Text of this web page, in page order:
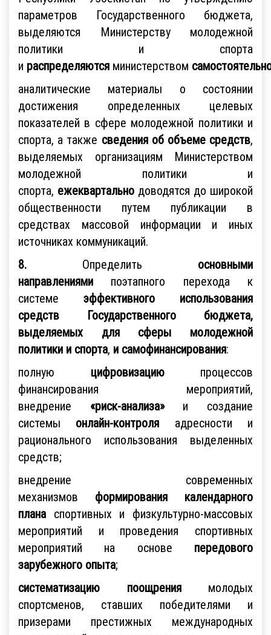
параметров Государственного бюджета,
выделяются Министерству молодежной
политики и спорта
и распределяются министерством
аналитические материалы о состоянии
достижения определенных целевых
показателей в сфере молодежной политики и
спорта, а также сведения об объеме средств,
выделяемых организациям Министерством
молодежной политики и
спорта, ежеквартально доводятся до широкой
общественности путем публикации в
средствах массовой информации и иных
источниках коммуникаций.
8. Определить основными
направлениями поэтапного перехода к
системе эффективного использования
средств Государственного бюджета,
выделяемых для сферы молодежной
политики и спорта, и самофинансирования:
полную цифровизациюпроцессов
финансирования мероприятий,
внедрение «риск-анализа»и создание
системы онлайн-контроля адресности и
рационального использования выделенных
средств;
внедрение современных
механизмов формирования календарного
планаспортивных и физкультурно-массовых
мероприятий и проведения спортивных
мероприятий на основе передового
зарубежного опыта;
систематизацию поощрениямолодых
спортсменов, ставших победителями и
призерами престижных международных